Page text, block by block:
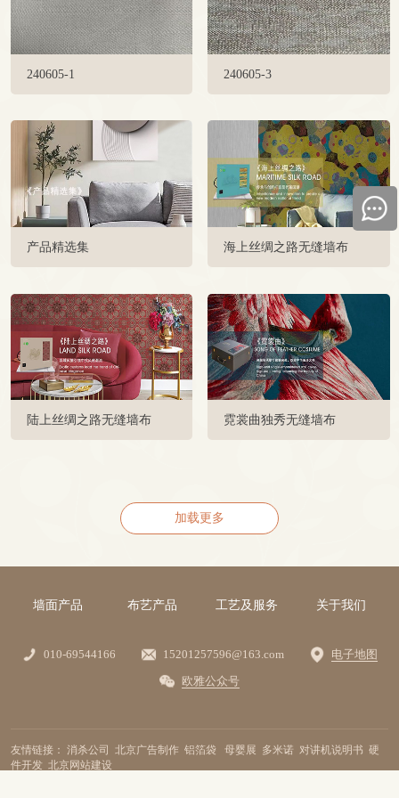
240605-1 240605-3
产品精选集 海上丝绸之路无缝墙布
陆上丝绸之路无缝墙布 霓裳曲独秀无缝墙布
加载更多
墙面产品 布艺产品 工艺及服务 关于我们
010-69544166 15201257596@163.com
电子地图
欧雅公众号
友情链接： 消杀公司 北京广告制作 铝箔袋 母婴展 多米诺 对讲机说明书 硬
件开发 北京网站建设